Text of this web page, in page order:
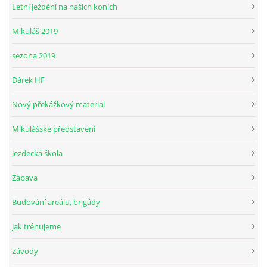
Letní ježdění na našich koních
Mikuláš 2019
sezona 2019
Dárek HF
Nový překážkový material
Mikulášské představení
Jezdecká škola
Zábava
Budování areálu, brigády
Jak trénujeme
Závody